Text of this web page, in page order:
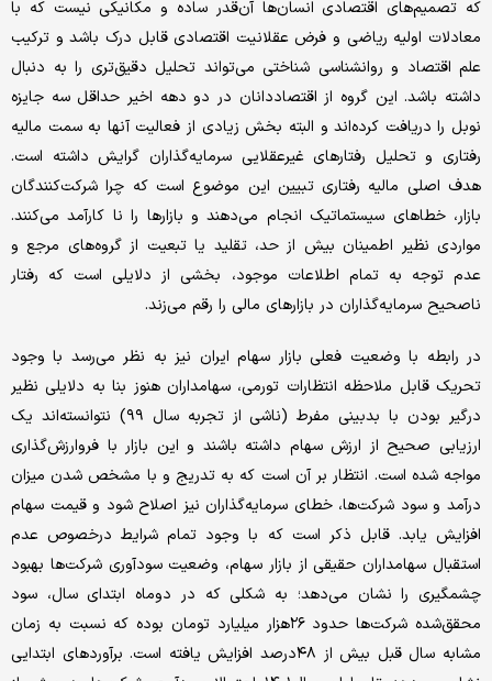
که تصمیم‌‌های اقتصادی انسان‌‌ها آن‌قدر ساده و مکانیکی نیست که با
معادلات اولیه‌‌ ریاضی و فرض عقلانیت اقتصادی قابل درک باشد و ترکیب
علم اقتصاد و روانشناسی شناختی می‌‌تواند تحلیل دقیق‌‌تری را به دنبال
داشته باشد. این گروه از اقتصاددانان در دو دهه اخیر حداقل سه جایزه
نوبل را دریافت کرده‌‌اند و البته بخش زیادی از فعالیت آنها به سمت مالیه
رفتاری و تحلیل رفتارهای غیرعقلایی سرمایه‌‌گذاران گرایش داشته است.
هدف اصلی مالیه رفتاری تبیین این موضوع است که چرا شرکت‌کنندگان
بازار، خطاهای سیستماتیک انجام می‌‌دهند و بازارها را نا کارآمد می‌‌کنند.
مواردی نظیر اطمینان بیش از حد، تقلید یا تبعیت از گروه‌های مرجع و
عدم توجه به تمام اطلاعات موجود، بخشی از دلایلی است که رفتار
ناصحیح سرمایه‌‌گذاران در بازارهای مالی را رقم می‌‌زند.
در رابطه با وضعیت فعلی بازار سهام ایران نیز به نظر می‌‌رسد با وجود
تحریک قابل ملاحظه انتظارات تورمی، سهامداران هنوز بنا به دلایلی نظیر
درگیر بودن با بدبینی مفرط (ناشی از تجربه سال ۹۹) نتوانسته‌‌اند یک
ارزیابی صحیح از ارزش سهام داشته باشند و این بازار با فروارزش‌گذاری
مواجه شده است. انتظار بر آن است که به تدریج و با مشخص شدن میزان
درآمد و سود شرکت‌ها، خطای سرمایه‌‌گذاران نیز اصلاح شود و قیمت سهام
افزایش یابد. قابل ذکر است که با وجود تمام شرایط درخصوص عدم
استقبال سهامداران حقیقی از بازار سهام، وضعیت سودآوری شرکت‌ها بهبود
چشمگیری را نشان می‌‌دهد؛ به شکلی که در دوماه ابتدای سال، سود
محقق‌شده شرکت‌ها حدود ۲۶هزار میلیارد تومان بوده که نسبت به زمان
مشابه سال قبل بیش از ۴۸درصد افزایش یافته است. برآوردهای ابتدایی